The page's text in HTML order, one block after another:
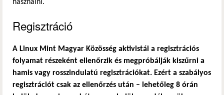
használni.
Regisztráció
A Linux Mint Magyar Közösség aktivistái a regisztrációs
folyamat részeként ellenőrzik és megpróbálják kiszűrni a
hamis vagy rosszindulatú regisztrációkat. Ezért a szabályos
regisztrációt csak az ellenőrzés után – lehetőleg 8 órán